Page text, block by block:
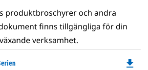
produktbroschyrer och andra
finns tillgängliga för din
växande verksamhet.
file_download